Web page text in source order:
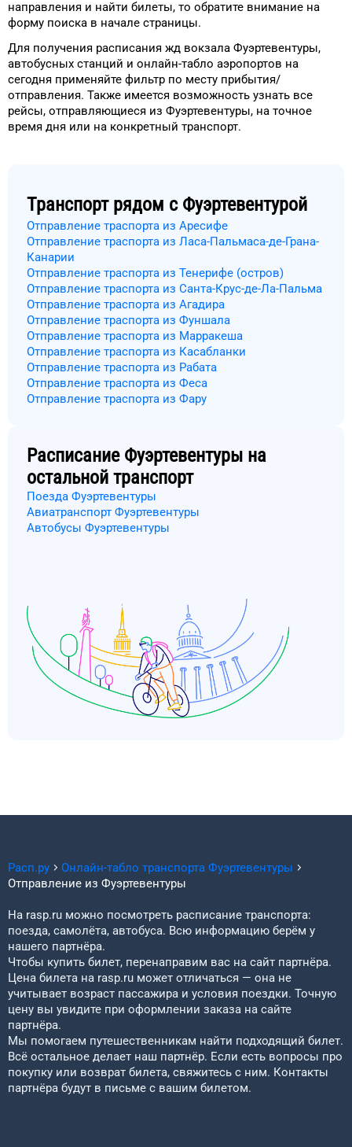
направления и найти билеты, то обратите внимание на
форму поиска в начале страницы.
Для получения расписания жд вокзала Фуэртевентуры,
автобусных станций и онлайн-табло аэропортов на
сегодня применяйте фильтр по месту прибытия/
отправления. Также имеется возможность узнать все
рейсы, отправляющиеся из Фуэртевентуры, на точное
время дня или на конкретный транспорт.
Транспорт рядом с Фуэртевентурой
Отправление траспорта из Аресифе
Отправление траспорта из Ласа-Пальмаса-де-Грана-
Канарии
Отправление траспорта из Тенерифе (остров)
Отправление траспорта из Санта-Крус-де-Ла-Пальма
Отправление траспорта из Агадира
Отправление траспорта из Фуншала
Отправление траспорта из Марракеша
Отправление траспорта из Касабланки
Отправление траспорта из Рабата
Отправление траспорта из Феса
Отправление траспорта из Фару
Расписание Фуэртевентуры на
остальной транспорт
Поезда Фуэртевентуры
Авиатранспорт Фуэртевентуры
Автобусы Фуэртевентуры
Расп.ру Онлайн-табло транспорта Фуэртевентуры
Отправление из Фуэртевентуры
На rasp.ru можно посмотреть расписание транспорта:
поезда, самолёта, автобуса. Всю информацию берём у
нашего партнёра.
Чтобы купить билет, перенаправим вас на сайт партнёра.
Цена билета на rasp.ru может отличаться — она не
учитывает возраст пассажира и условия поездки. Точную
цену вы увидите при оформлении заказа на сайте
партнёра.
Мы помогаем путешественникам найти подходящий билет.
Всё остальное делает наш партнёр. Если есть вопросы про
покупку или возврат билета, свяжитесь с ним. Контакты
партнёра будут в письме с вашим билетом.